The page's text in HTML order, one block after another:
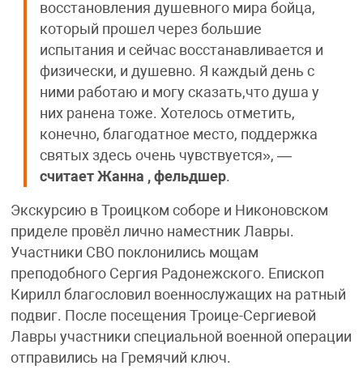
восстановления душевного мира бойца,
который прошел через большие
испытания и сейчас восстанавливается и
физически, и душевно. Я каждый день с
ними работаю и могу сказать,что душа у
них ранена тоже. Хотелось отметить,
конечно, благодатное место, поддержка
святых здесь очень чувствуется», —
считает Жанна , фельдшер.
Экскурсию в Троицком соборе и Никоновском
приделе провёл лично наместник Лавры.
Участники СВО поклонились мощам
преподобного Сергия Радонежского. Епископ
Кирилл благословил военнослужащих на ратный
подвиг. После посещения Троице-Сергиевой
Лавры участники специальной военной операции
отправились на Гремячий ключ.